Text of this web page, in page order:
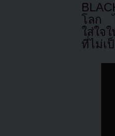
โลก
ใส่ใจ
ที่ไม่เ